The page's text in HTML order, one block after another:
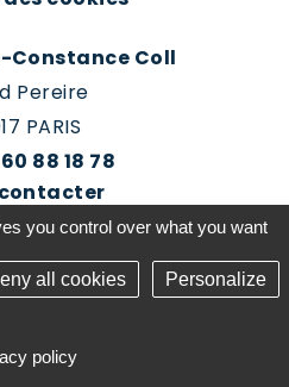
Constance Coll
Pereire
PARIS
88 18 78
vous
you control over what you want
all cookies Personalize
policy